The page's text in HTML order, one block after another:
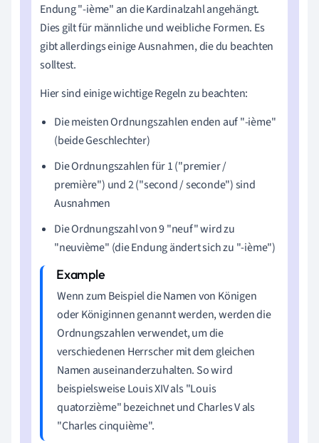
Endung "-ième" an die Kardinalzahl angehängt.
Dies gilt für männliche und weibliche Formen. Es
gibt allerdings einige Ausnahmen, die du beachten
solltest.
Hier sind einige wichtige Regeln zu beachten:
Die meisten Ordnungszahlen enden auf "-ième"
(beide Geschlechter)
Die Ordnungszahlen für 1 ("premier /
première") und 2 ("second / seconde") sind
Ausnahmen
Die Ordnungszahl von 9 "neuf" wird zu
"neuvième" (die Endung ändert sich zu "-ième")
Wenn zum Beispiel die Namen von Königen
oder Königinnen genannt werden, werden die
Ordnungszahlen verwendet, um die
verschiedenen Herrscher mit dem gleichen
Namen auseinanderzuhalten. So wird
beispielsweise Louis XIV als "Louis
quatorzième" bezeichnet und Charles V als
"Charles cinquième".